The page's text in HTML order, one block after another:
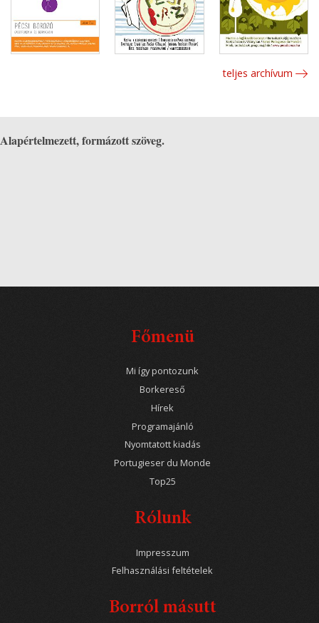
teljes archívum
Alapértelmezett, formázott szöveg.
Főmenü
Mi így pontozunk
Borkereső
Hírek
Programajánló
Nyomtatott kiadás
Portugieser du Monde
Top25
Rólunk
Impresszum
Felhasználási feltételek
Borról másutt